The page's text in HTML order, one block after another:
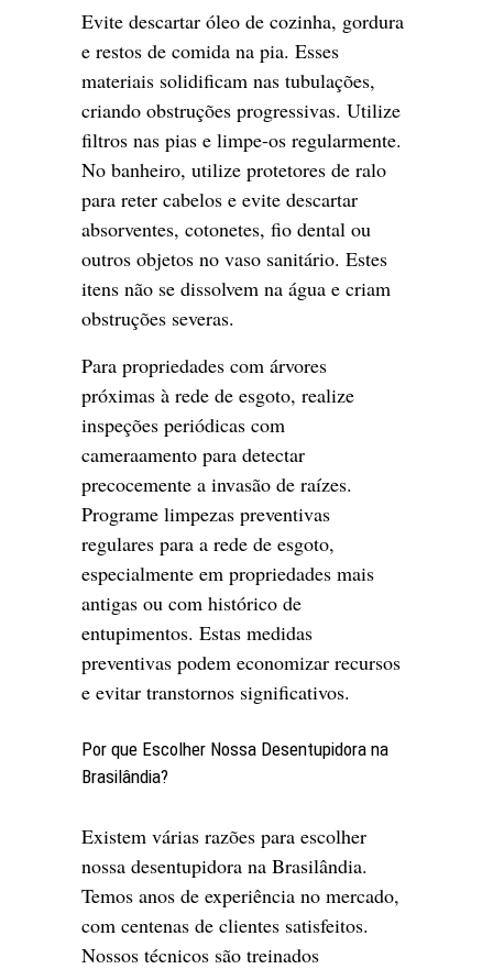
Evite descartar óleo de cozinha, gordura
e restos de comida na pia. Esses
materiais solidificam nas tubulações,
criando obstruções progressivas. Utilize
filtros nas pias e limpe-os regularmente.
No banheiro, utilize protetores de ralo
para reter cabelos e evite descartar
absorventes, cotonetes, fio dental ou
outros objetos no vaso sanitário. Estes
itens não se dissolvem na água e criam
obstruções severas.
Para propriedades com árvores
próximas à rede de esgoto, realize
inspeções periódicas com
cameraamento para detectar
precocemente a invasão de raízes.
Programe limpezas preventivas
regulares para a rede de esgoto,
especialmente em propriedades mais
antigas ou com histórico de
entupimentos. Estas medidas
preventivas podem economizar recursos
e evitar transtornos significativos.
Por que Escolher Nossa Desentupidora na
Brasilândia?
Existem várias razões para escolher
nossa desentupidora na Brasilândia.
Temos anos de experiência no mercado,
com centenas de clientes satisfeitos.
Nossos técnicos são treinados